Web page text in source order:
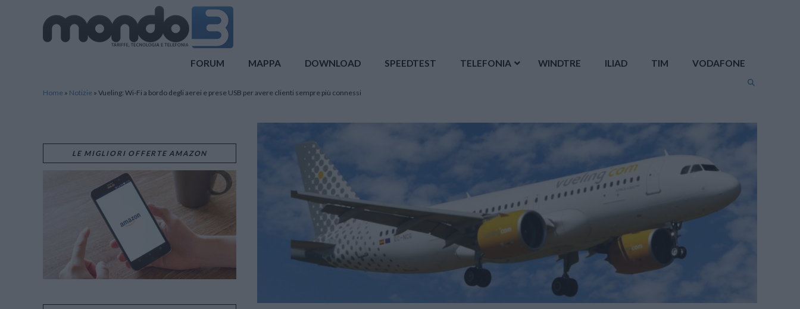
FORUM MAPPA DOWNLOAD SPEEDTEST TELEFONIA WINDTRE ILIAD TIM VODAFONE
Home » Notizie » Vueling: Wi-Fi a bordo degli aerei e prese USB per avere clienti sempre più connessi
LE MIGLIORI OFFERTE AMAZON